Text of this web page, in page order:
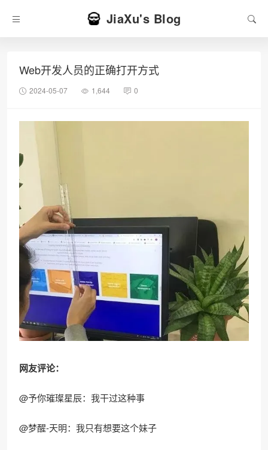
JiaXu's Blog
Web开发人员的正确打开方式​
2024-05-07 1,644 0
网友评论：
@予你璀璨星辰：我干过这种事
@梦醒-天明：我只有想要这个妹子